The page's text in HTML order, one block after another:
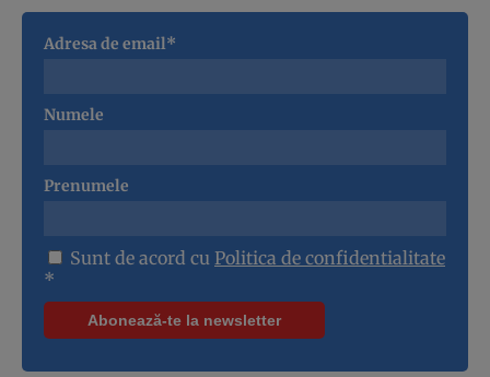
Adresa de email*
Numele
Prenumele
Sunt de acord cu Politica de confidentialitate
*